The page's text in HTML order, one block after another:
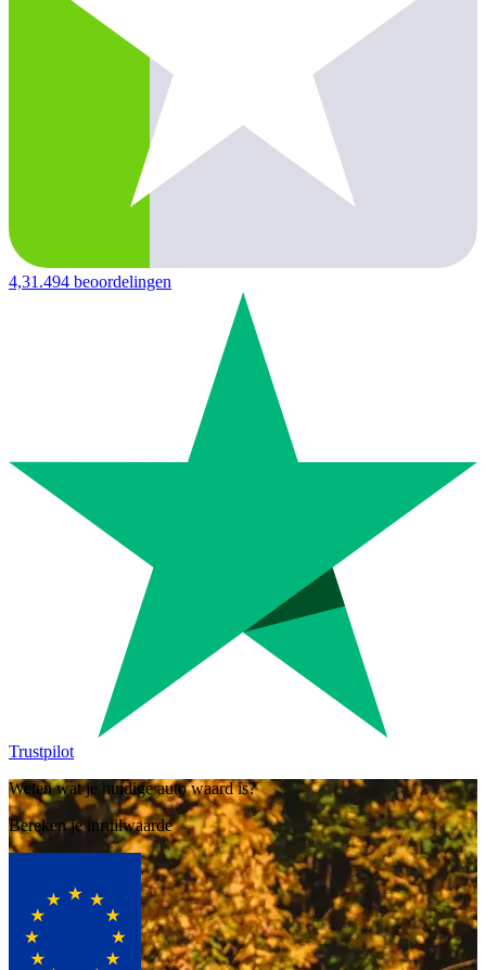
4,31.494 beoordelingen
Trustpilot
Weten wat je huidige auto waard is?
Bereken je inruilwaarde